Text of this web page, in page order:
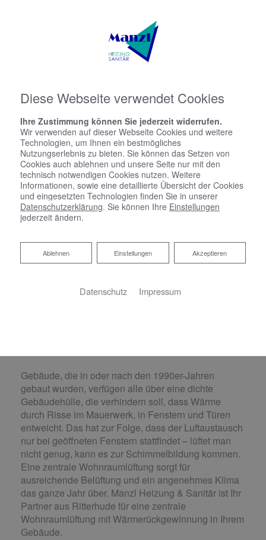
Zentrale
Gebäude, die in oder nach den 1990er-Jahren
gebaut wurden, verfügen alle über eine dichte
Gebäudehülle, die verhindern soll, dass Wärme
durch Risse im Mauerwerk, in Fenstern und Türen
entweicht. Das hat zur Folge, dass der Luftaustausch
nur bei geöffneten Fenstern stattfindet – lüftet man
nicht genug, kann es zur Schimmelbildung kommen.
Eine zentrale Wohnraumlüftung sorgt für
ausreichende Belüftung und ein angenehmes Klima
das ganze Jahr über. Manzl Heizung & Sanitär ist Ihr
Partner aus Ritterhude für eine zentrale
Wohnraumlüftung mit Wärmerückgewinnung in Ihrem
Gebäude.
Diese Webseite verwendet Cookies
Ihre Zustimmung können Sie jederzeit widerrufen.
Wir verwenden auf dieser Webseite Cookies und weitere
Technologien, um Ihnen ein bestmögliches
Nutzungserlebnis zu bieten. Sie können das Setzen von
Cookies auch ablehnen und unsere Seite nur mit den
technisch notwendigen Cookies nutzen. Weitere
Informationen, sowie eine detaillierte Übersicht der Cookies
und eingesetzten Technologien finden Sie in unserer
Datenschutzerklärung. Sie können Ihre Einstellungen
jederzeit ändern.
Akzeptieren
Einstellungen
Ablehnen
Ablehnen
Datenschutz Impressum